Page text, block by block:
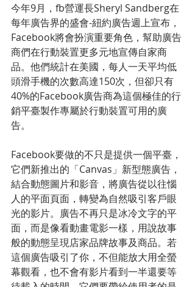
今年9月，fb營運長Sheryl Sandberg在
每年廣告界的盛會-紐約廣告週上宣布，
Facebook將會扮演重要角色，幫助廣告
商們在行動裝置更多元地宣傳自家商
品。他們統計在美國，每人一天平均低
頭滑手機的次數高達150次，但卻只有
40%的Facebook廣告商為這個極佳的行
銷平臺製作專屬於行動裝置可用的廣
告。
Facebook要做的不只是提供一個平臺，
它們新推出的「Canvas」新型態廣告，
結合動態圖片和影音，將廣告從以往惱
人的平面頁面，轉變為自然吸引客戶眼
光的影片。廣告不再只是冰冷文字的平
面，而是像看動畫電影一樣，用說故事
般的動態呈現店家品牌故事及商品。若
這個廣告吸引了你，不但能放大用全螢
幕觀看，也不會有影片看到一半還要等